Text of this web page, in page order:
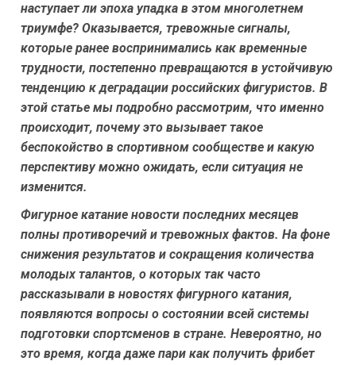
наступает ли эпоха упадка в этом многолетнем
триумфе? Оказывается, тревожные сигналы,
которые ранее воспринимались как временные
трудности, постепенно превращаются в устойчивую
тенденцию к деградации российских фигуристов. В
этой статье мы подробно рассмотрим, что именно
происходит, почему это вызывает такое
беспокойство в спортивном сообществе и какую
перспективу можно ожидать, если ситуация не
изменится.
Фигурное катание новости последних месяцев
полны противоречий и тревожных фактов. На фоне
снижения результатов и сокращения количества
молодых талантов, о которых так часто
рассказывали в новостях фигурного катания,
появляются вопросы о состоянии всей системы
подготовки спортсменов в стране. Невероятно, но
это время, когда даже пари как получить фрибет